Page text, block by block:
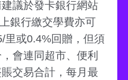
議於發卡銀行網站
銀行繳交學費亦可
里或0.4%回贈，但須
會連同超市、便利
交易合計，每月最